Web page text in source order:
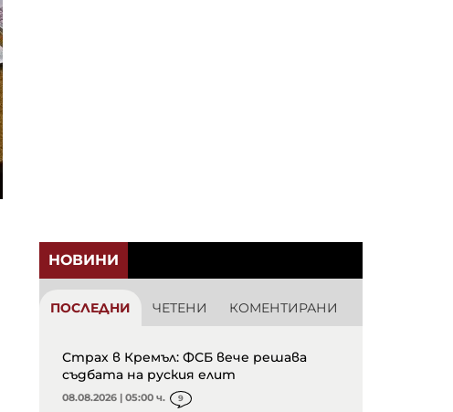
НОВИНИ
ПОСЛЕДНИ ЧЕТЕНИ КОМЕНТИРАНИ
Страх в Кремъл: ФСБ вече решава
съдбата на руския елит
08.08.2026 | 05:00 ч. 9